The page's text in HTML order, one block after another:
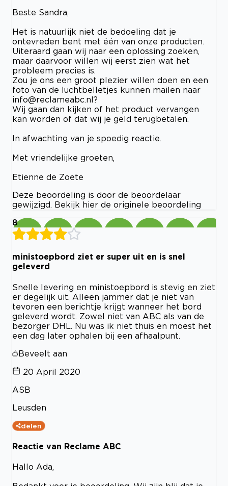
Beste Sandra,
Het is natuurlijk niet de bedoeling dat je
ontevreden bent met één van onze producten.
Uiteraard gaan wij naar een oplossing zoeken,
maar daarvoor willen wij eerst zien wat het
probleem precies is.
Zou je ons een groot plezier willen doen en een
foto van de luchtbelletjes kunnen mailen naar
info@reclameabc.nl?
Wij gaan dan kijken of het product vervangen
kan worden of dat wij je geld terugbetalen.
In afwachting van je spoedig reactie.
Met vriendelijke groeten,
Etienne de Zoete
Deze beoordeling is door de beoordelaar
gewijzigd. Bekijk hier de originele beoordeling
8
ministoepbord ziet er super uit en is snel
geleverd
Snelle levering en ministoepbord is stevig en ziet
er degelijk uit. Alleen jammer dat je niet van
tevoren een berichtje krijgt wanneer het bord
geleverd wordt. Zowel niet van ABC als van de
bezorger DHL. Nu was ik niet thuis en moest het
een dag later ophalen bij een afhaalpunt.
Beveelt aan
20 April 2020
ASB
Leusden
delen
Reactie van Reclame ABC
Hallo Ada,